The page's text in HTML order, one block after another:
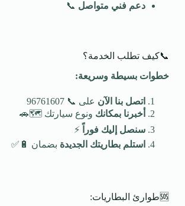
دعم فني متواصل 📞
📞كيف تطلب الخدمة؟
خطوات بسيطة وسريعة:
اتصل بنا الآن على 📞 96761607
أخبرنا بمكانك ونوع سيارتك 🗺️🚗
سنصل إليك فوراً
⚡
استلم بطاريتك الجديدة بضمان 🔋✅
🆘طوارئ البطاريات: